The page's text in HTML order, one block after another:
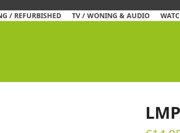
/ REFURBISHED TV / WONING & AUDIO